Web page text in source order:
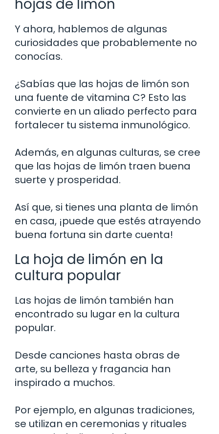
hojas de limón
Y ahora, hablemos de algunas
curiosidades que probablemente no
conocías.
¿Sabías que las hojas de limón son
una fuente de vitamina C? Esto las
convierte en un aliado perfecto para
fortalecer tu sistema inmunológico.
Además, en algunas culturas, se cree
que las hojas de limón traen buena
suerte y prosperidad.
Así que, si tienes una planta de limón
en casa, ¡puede que estés atrayendo
buena fortuna sin darte cuenta!
La hoja de limón en la
cultura popular
Las hojas de limón también han
encontrado su lugar en la cultura
popular.
Desde canciones hasta obras de
arte, su belleza y fragancia han
inspirado a muchos.
Por ejemplo, en algunas tradiciones,
se utilizan en ceremonias y rituales